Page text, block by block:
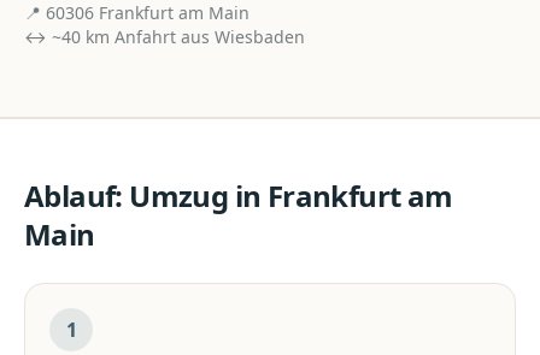
📍 60306 Frankfurt am Main
↔ ~40 km Anfahrt aus Wiesbaden
Ablauf: Umzug in Frankfurt am
Main
1